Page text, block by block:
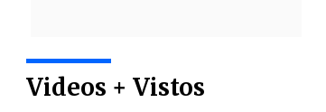
Videos + Vistos